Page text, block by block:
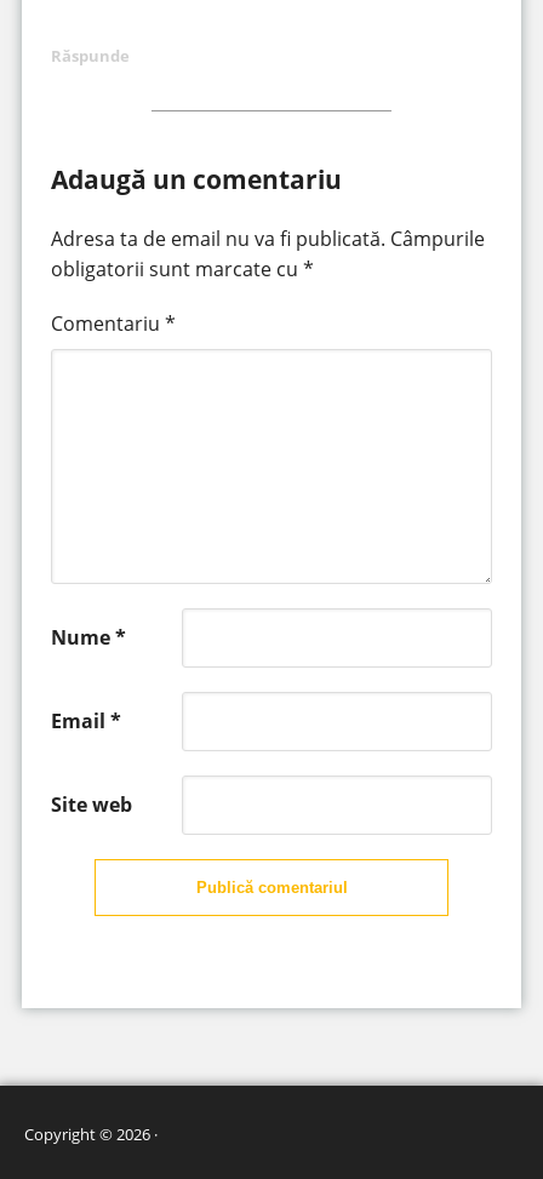
Răspunde
Adaugă un comentariu
Adresa ta de email nu va fi publicată. Câmpurile
obligatorii sunt marcate cu *
Comentariu *
Nume*
Email *
Site web
Publică comentariul
Copyright © 2026 ·